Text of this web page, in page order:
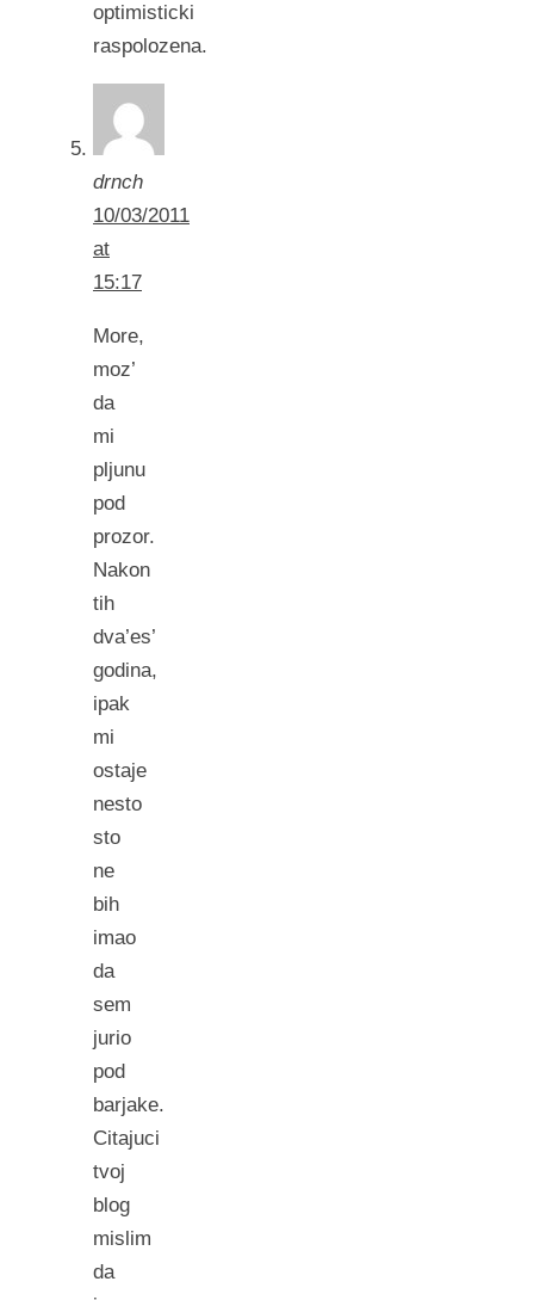
optimisticki
raspolozena.
drnch
10/03/2011
at
15:17
More,
moz’
da
mi
pljunu
pod
prozor.
Nakon
tih
dva’es’
godina,
ipak
mi
ostaje
nesto
sto
ne
bih
imao
da
sem
jurio
pod
barjake.
Citajuci
tvoj
blog
mislim
da